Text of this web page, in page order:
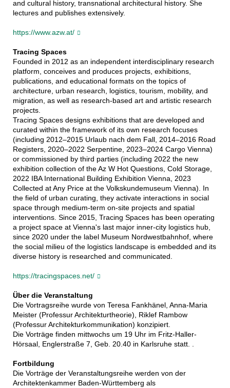
and cultural history, transnational architectural history. She
lectures and publishes extensively.
https://www.azw.at/
Tracing Spaces
Founded in 2012 as an independent interdisciplinary research
platform, conceives and produces projects, exhibitions,
publications, and educational formats on the topics of
architecture, urban research, logistics, tourism, mobility, and
migration, as well as research-based art and artistic research
projects.
Tracing Spaces designs exhibitions that are developed and
curated within the framework of its own research focuses
(including 2012–2015 Urlaub nach dem Fall, 2014–2016 Road
Registers, 2020–2022 Serpentine, 2023–2024 Cargo Vienna)
or commissioned by third parties (including 2022 the new
exhibition collection of the Az W Hot Questions, Cold Storage,
2022 IBA International Building Exhibition Vienna, 2023
Collected at Any Price at the Volkskundemuseum Vienna). In
the field of urban curating, they activate interactions in social
space through medium-term on-site projects and spatial
interventions. Since 2015, Tracing Spaces has been operating
a project space at Vienna's last major inner-city logistics hub,
since 2020 under the label Museum Nordwestbahnhof, where
the social milieu of the logistics landscape is embedded and its
diverse history is researched and communicated.
https://tracingspaces.net/
Über die Veranstaltung
Die Vortragsreihe wurde von Teresa Fankhänel, Anna-Maria
Meister (Professur Architekturtheorie), Riklef Rambow
(Professur Architekturkommunikation) konzipiert.
Die Vorträge finden mittwochs um 19 Uhr im Fritz-Haller-
Hörsaal, Englerstraße 7, Geb. 20.40 in Karlsruhe statt. .
Fortbildung
Die Vorträge der Veranstaltungsreihe werden von der
Architektenkammer Baden-Württemberg als